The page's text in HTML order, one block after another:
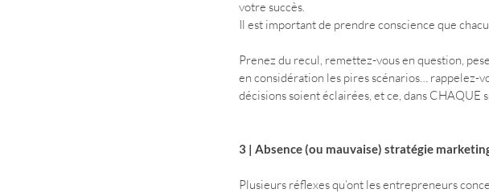
votre succès.
Il est important de prendre conscience que
Prenez du recul, remettez-vous en question,
en considération les pires scénarios… rappelez-
décisions soient éclairées, et ce, dans
3 | Absence (ou mauvaise) stratégie
Plusieurs réflexes qu’ont les entrepreneurs